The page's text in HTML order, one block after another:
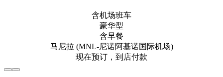
含机场班车
豪华型
含早餐
马尼拉 (MNL-尼诺阿基诺国际机场)
现在预订，到店付款